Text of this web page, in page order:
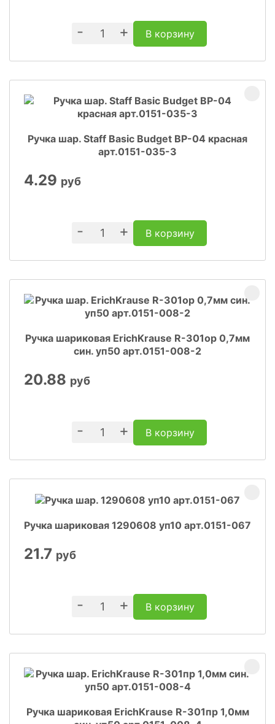
- + В корзину
Ручка шар. Staff Basic Budget BP-04 красная
арт.0151-035-3
4.29 руб
- + В корзину
Ручка шариковая ErichKrause R-301ор 0,7мм
син. уп50 арт.0151-008-2
20.88 руб
- + В корзину
Ручка шариковая 1290608 уп10 арт.0151-067
21.7 руб
- + В корзину
Ручка шариковая ErichKrause R-301пр 1,0мм